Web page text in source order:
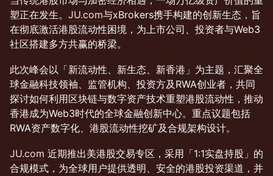
塑正在发生。 JU.com与xBrokers携手构建的创新生态，旨
在彻底激活港股流动性困境，为上市公司、投资者与Web3
社区搭建多方共赢的桥梁。
此次峰会以「新流动性、新生态、新香港」为主题，汇聚全
球金融科技领袖、监管机构、投资方及RWA创业者，共同
探讨如何利用区块链与数字资产技术重塑港股流动性，推动
香港成为Web3时代的全球金融创新中心。重点议题包括
RWA资产数字化、港股流动性挖矿及合规架构设计。
JU.com 近期推出美港股交易专区，采用「1:1实盘持股」的
合规模式，为全球用户提供透明、安全的港股投资渠道，并